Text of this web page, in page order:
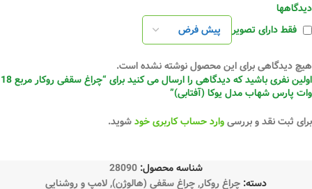
دیدگاهها
فقط دارای تصویر
هیچ دیدگاهی برای این محصول نوشته نشده است.
اولین نفری باشید که دیدگاهی را ارسال می کنید برای “چراغ‌ سقفی روکار مربع 18
وات پارس شهاب مدل یوکا (آفتابی)”
برای ثبت نقد و بررسیوارد حساب کاربری خودشوید.
شناسه محصول: 28090
دسته: چراغ روکار,چراغ سقفی (هالوژن),لامپ و روشنایی